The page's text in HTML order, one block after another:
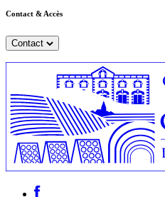
Contact & Accès
Contact